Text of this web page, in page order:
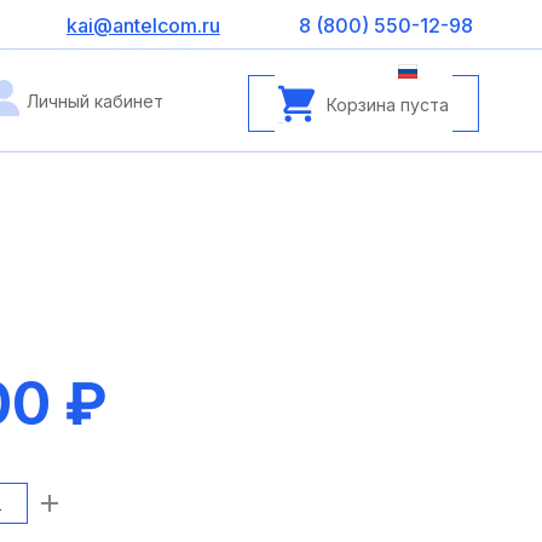
8 (800) 550-12-98
kai@antelcom.ru
Корзина пуста
Личный кабинет
₽